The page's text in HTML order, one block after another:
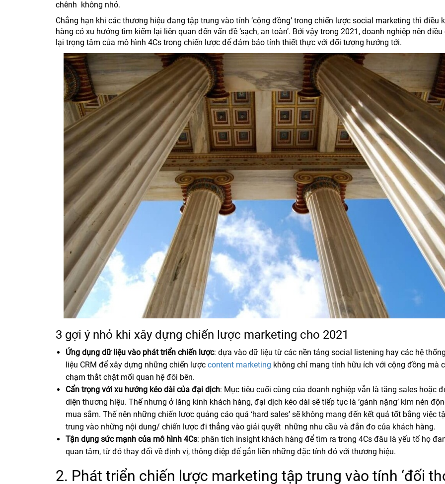
chênh không nhỏ.
Chẳng hạn khi các thương hiệu đang tập trung vào tính ‘cộng đồng’ trong chiến lược social marketing thì điều
hàng có xu hướng tìm kiếm lại liên quan đến vấn đề ‘sạch, an toàn’. Bởi vậy trong 2021, doanh nghiệp nên
lại trọng tâm của mô hình 4Cs trong chiến lược để đảm bảo tính thiết thực với đối tượng hướng tới.
3 gợi ý nhỏ khi xây dựng chiến lược marketing cho 2021
Ứng dụng dữ liệu vào phát triển chiến lược: dựa vào dữ liệu từ các nền tảng social listening hay các hệ
liệu CRM để xây dựng những chiến lược content marketing không chỉ mang tính hữu ích với cộng đồng mà
chạm thắt chặt mối quan hệ đôi bên.
Cẩn trọng với xu hướng kéo dài của đại dịch: Mục tiêu cuối cùng của doanh nghiệp vẫn là tăng sales hoặc
diện thương hiệu. Thế nhưng ở lăng kính khách hàng, đại dịch kéo dài sẽ tiếp tục là ‘gánh nặng’ kìm nén
mua sắm. Thế nên những chiến lược quảng cáo quá ‘hard sales’ sẽ không mang đến kết quả tốt bằng việc
trung vào những nội dung/ chiến lược đi thẳng vào giải quyết những nhu cầu và đắn đo của khách hàng.
Tận dụng sức mạnh của mô hình 4Cs: phân tích insight khách hàng để tìm ra trong 4Cs đâu là yếu tố họ
quan tâm, từ đó thay đổi về định vị, thông điệp để gắn liền những đặc tính đó với thương hiệu.
2. Phát triển chiến lược marketing tập trung vào tính ‘đối